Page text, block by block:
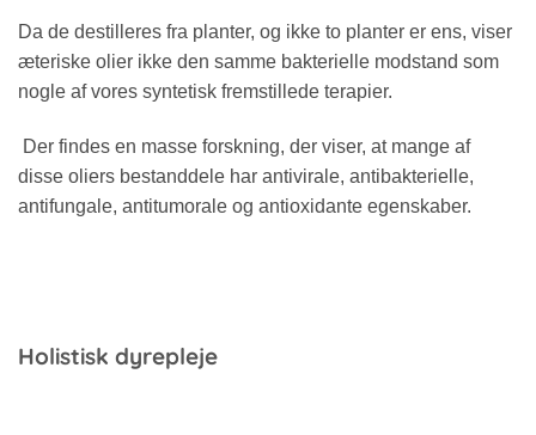
Da de destilleres fra planter, og ikke to planter er ens, viser
æteriske olier ikke den samme bakterielle modstand som
nogle af vores syntetisk fremstillede terapier.
Der findes en masse forskning, der viser, at mange af
disse oliers bestanddele har antivirale, antibakterielle,
antifungale, antitumorale og antioxidante egenskaber.
Holistisk dyrepleje